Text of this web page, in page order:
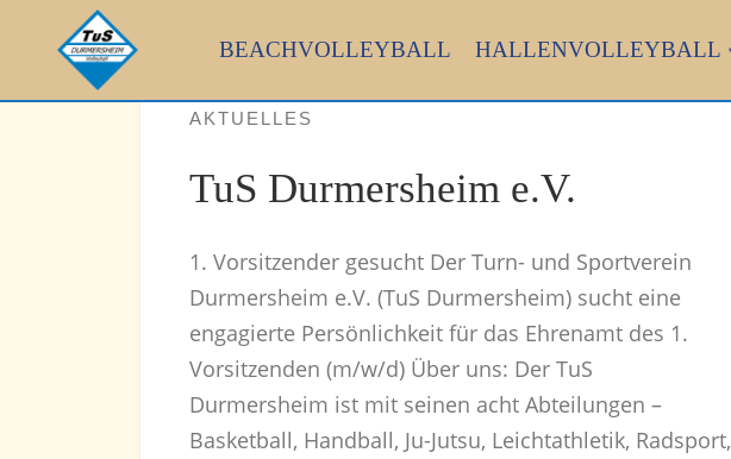
content
BEACHVOLLEYBALL HALLENVOLLEYBALL
AKTUELLES
TuS Durmersheim e.V.
1. Vorsitzender gesucht Der Turn- und Sportverein
Durmersheim e.V. (TuS Durmersheim) sucht eine
engagierte Persönlichkeit für das Ehrenamt des 1.
Vorsitzenden (m/w/d) Über uns: Der TuS
Durmersheim ist mit seinen acht Abteilungen –
Basketball, Handball, Ju-Jutsu, Leichtathletik, Radsport,